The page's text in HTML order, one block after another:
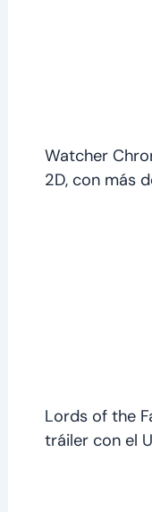
Watcher
2D, con más
Lords of the
tráiler con el